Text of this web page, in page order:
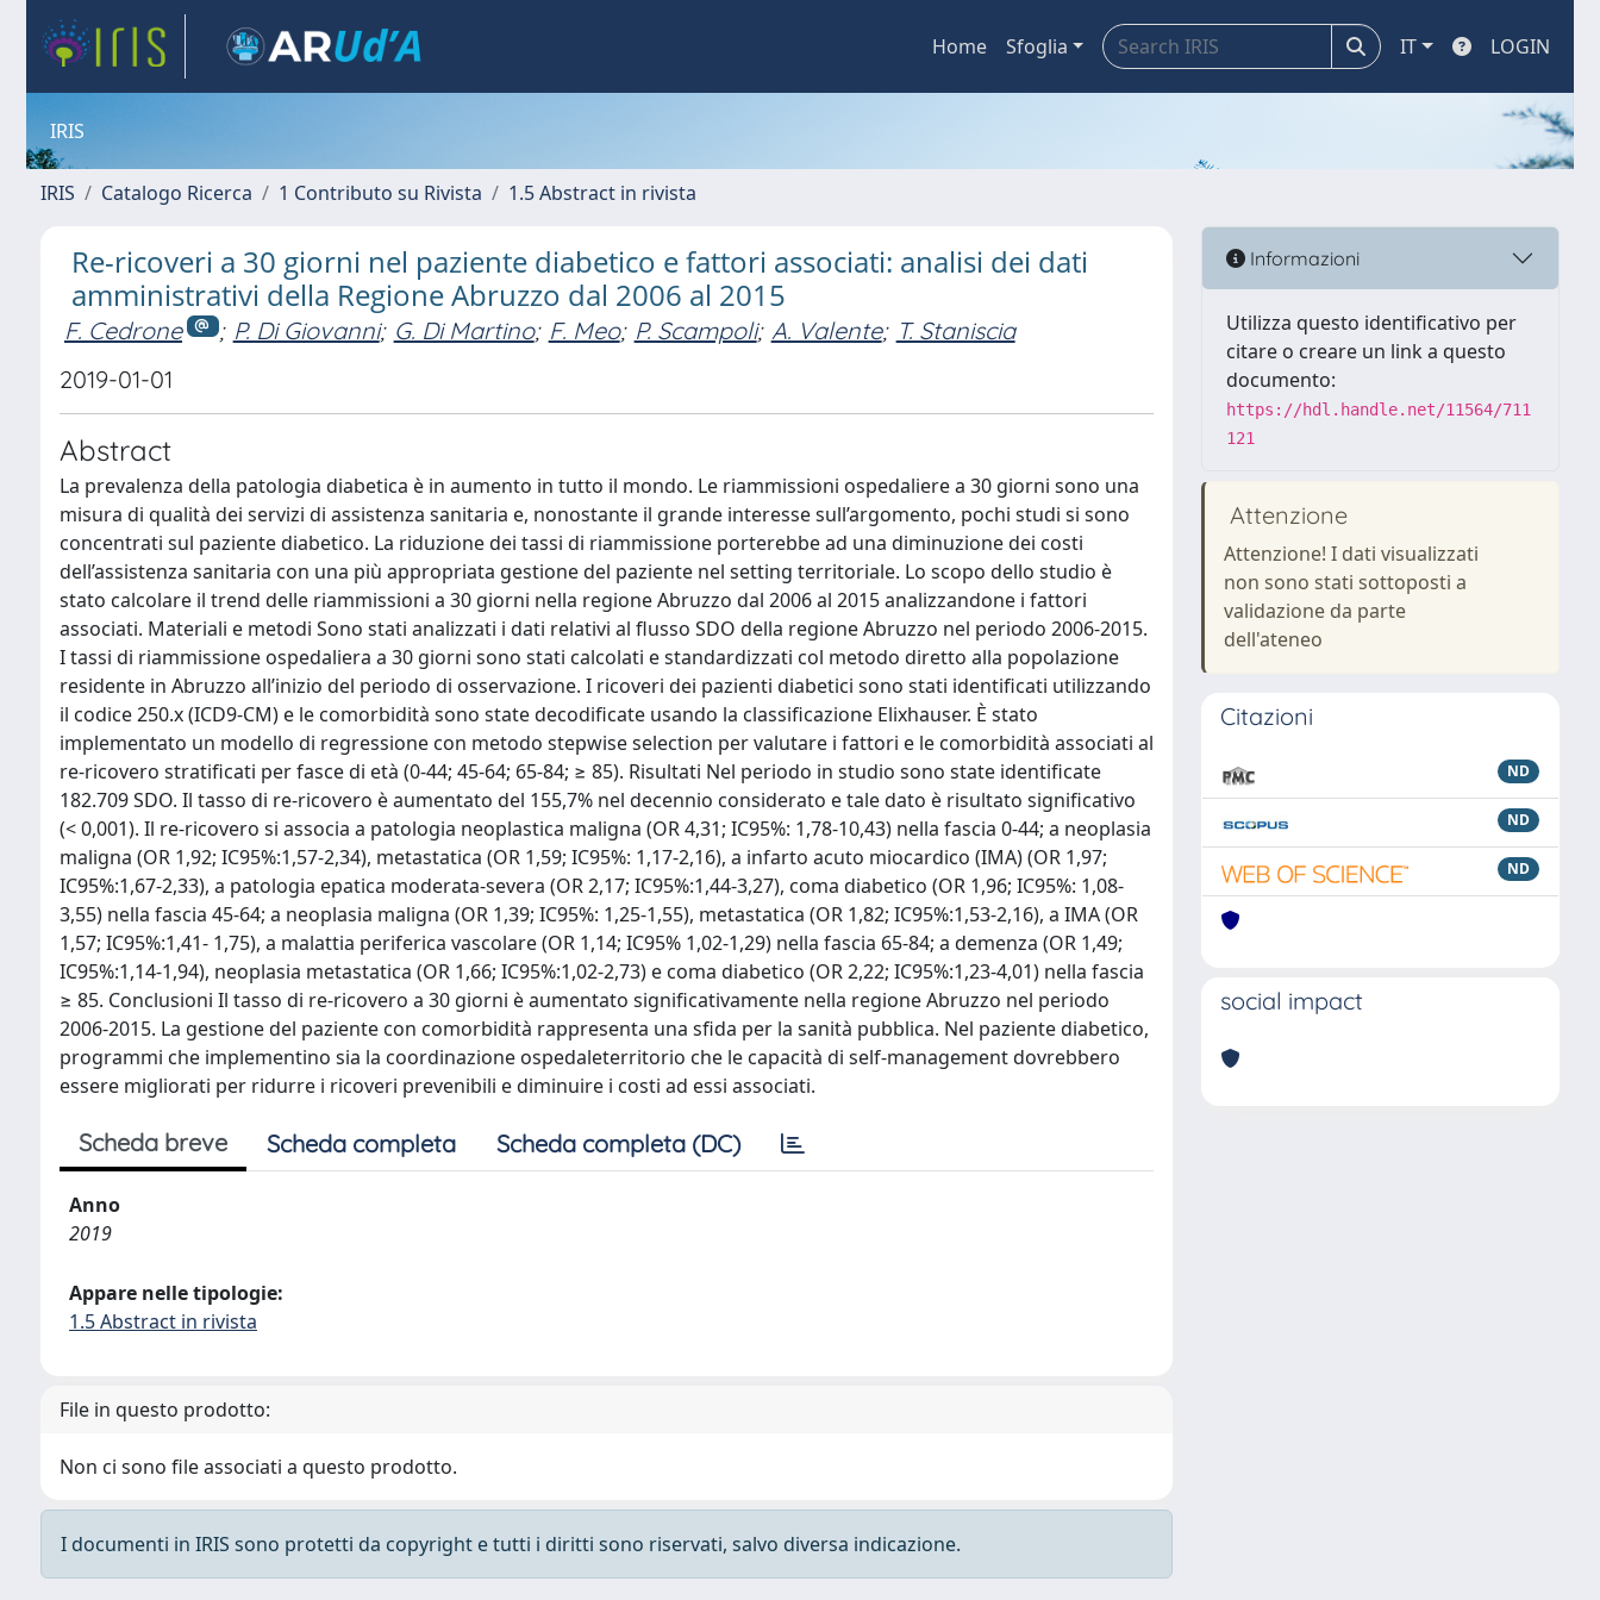
Home Sfoglia IT LOGIN
IRIS
IRIS Catalogo Ricerca 1 Contributo su Rivista 1.5 Abstract in rivista
Re-ricoveri a 30 giorni nel paziente diabetico e fattori associati: analisi dei dati
amministrativi della Regione Abruzzo dal 2006 al 2015
F. Cedrone ; P. Di Giovanni; G. Di Martino; F. Meo; P. Scampoli; A. Valente; T. Staniscia
2019-01-01
Abstract
La prevalenza della patologia diabetica è in aumento in tutto il mondo. Le riammissioni ospedaliere a 30 giorni sono una
misura di qualità dei servizi di assistenza sanitaria e, nonostante il grande interesse sull’argomento, pochi studi si sono
concentrati sul paziente diabetico. La riduzione dei tassi di riammissione porterebbe ad una diminuzione dei costi
dell’assistenza sanitaria con una più appropriata gestione del paziente nel setting territoriale. Lo scopo dello studio è
stato calcolare il trend delle riammissioni a 30 giorni nella regione Abruzzo dal 2006 al 2015 analizzandone i fattori
associati. Materiali e metodi Sono stati analizzati i dati relativi al flusso SDO della regione Abruzzo nel periodo 2006-2015.
I tassi di riammissione ospedaliera a 30 giorni sono stati calcolati e standardizzati col metodo diretto alla popolazione
residente in Abruzzo all’inizio del periodo di osservazione. I ricoveri dei pazienti diabetici sono stati identificati utilizzando
il codice 250.x (ICD9-CM) e le comorbidità sono state decodificate usando la classificazione Elixhauser. È stato
implementato un modello di regressione con metodo stepwise selection per valutare i fattori e le comorbidità associati al
re-ricovero stratificati per fasce di età (0-44; 45-64; 65-84; ≥ 85). Risultati Nel periodo in studio sono state identificate
182.709 SDO. Il tasso di re-ricovero è aumentato del 155,7% nel decennio considerato e tale dato è risultato significativo
(< 0,001). Il re-ricovero si associa a patologia neoplastica maligna (OR 4,31; IC95%: 1,78-10,43) nella fascia 0-44; a neoplasia
maligna (OR 1,92; IC95%:1,57-2,34), metastatica (OR 1,59; IC95%: 1,17-2,16), a infarto acuto miocardico (IMA) (OR 1,97;
IC95%:1,67-2,33), a patologia epatica moderata-severa (OR 2,17; IC95%:1,44-3,27), coma diabetico (OR 1,96; IC95%: 1,08-
3,55) nella fascia 45-64; a neoplasia maligna (OR 1,39; IC95%: 1,25-1,55), metastatica (OR 1,82; IC95%:1,53-2,16), a IMA (OR
1,57; IC95%:1,41- 1,75), a malattia periferica vascolare (OR 1,14; IC95% 1,02-1,29) nella fascia 65-84; a demenza (OR 1,49;
IC95%:1,14-1,94), neoplasia metastatica (OR 1,66; IC95%:1,02-2,73) e coma diabetico (OR 2,22; IC95%:1,23-4,01) nella fascia
≥ 85. Conclusioni Il tasso di re-ricovero a 30 giorni è aumentato significativamente nella regione Abruzzo nel periodo
2006-2015. La gestione del paziente con comorbidità rappresenta una sfida per la sanità pubblica. Nel paziente diabetico,
programmi che implementino sia la coordinazione ospedaleterritorio che le capacità di self-management dovrebbero
essere migliorati per ridurre i ricoveri prevenibili e diminuire i costi ad essi associati.
Scheda breve Scheda completa Scheda completa (DC)
Anno
2019
Appare nelle tipologie:
1.5 Abstract in rivista
File in questo prodotto:
Non ci sono file associati a questo prodotto.
I documenti in IRIS sono protetti da copyright e tutti i diritti sono riservati, salvo diversa indicazione.
Informazioni
Utilizza questo identificativo per
citare o creare un link a questo
documento:
https://hdl.handle.net/11564/711
121
Attenzione
Attenzione! I dati visualizzati
non sono stati sottoposti a
validazione da parte
dell'ateneo
Citazioni
ND
ND
ND
social impact